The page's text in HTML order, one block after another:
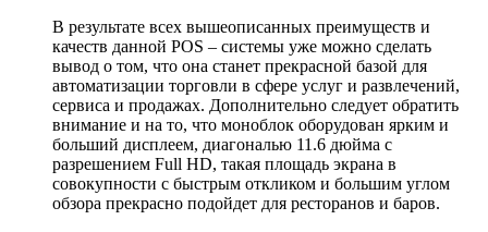
В результате всех вышеописанных преимуществ и
качеств данной POS – системы уже можно сделать
вывод о том, что она станет прекрасной базой для
автоматизации торговли в сфере услуг и развлечений,
сервиса и продажах. Дополнительно следует обратить
внимание и на то, что моноблок оборудован ярким и
больший дисплеем, диагональю 11.6 дюйма с
разрешением Full HD, такая площадь экрана в
совокупности с быстрым откликом и большим углом
обзора прекрасно подойдет для ресторанов и баров.